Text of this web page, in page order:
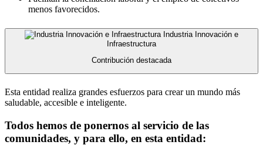
menos favorecidos.
Industria Innovación e
Infraestructura
Contribución destacada
Esta entidad realiza grandes esfuerzos para crear un mundo más
saludable, accesible e inteligente.
Todos hemos de ponernos al servicio de las
comunidades, y para ello, en esta entidad: